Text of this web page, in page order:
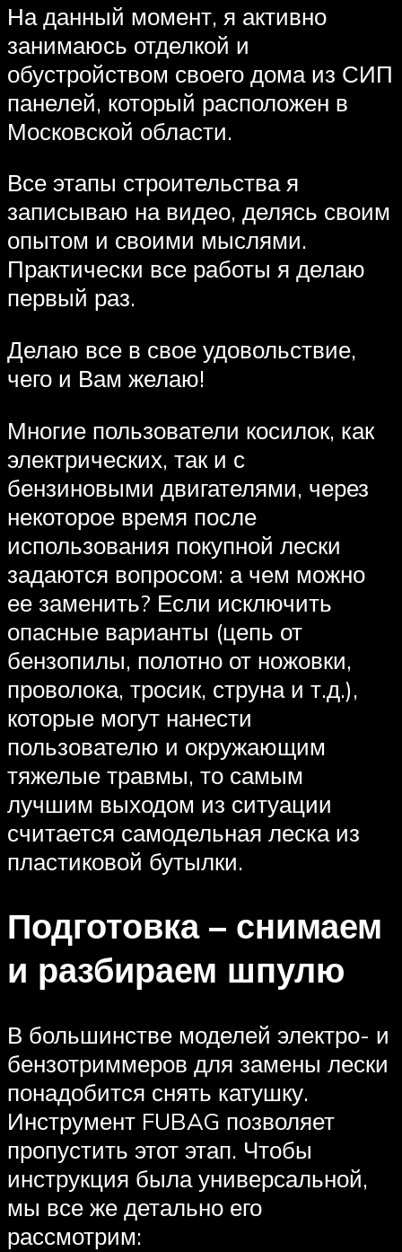
На данный момент, я активно
занимаюсь отделкой и
обустройством своего дома из СИП
панелей, который расположен в
Московской области.
Все этапы строительства я
записываю на видео, делясь своим
опытом и своими мыслями.
Практически все работы я делаю
первый раз.
Делаю все в свое удовольствие,
чего и Вам желаю!
Многие пользователи косилок, как
электрических, так и с
бензиновыми двигателями, через
некоторое время после
использования покупной лески
задаются вопросом: а чем можно
ее заменить? Если исключить
опасные варианты (цепь от
бензопилы, полотно от ножовки,
проволока, тросик, струна и т.д.),
которые могут нанести
пользователю и окружающим
тяжелые травмы, то самым
лучшим выходом из ситуации
считается самодельная леска из
пластиковой бутылки.
Подготовка – снимаем
и разбираем шпулю
В большинстве моделей электро- и
бензотриммеров для замены лески
понадобится снять катушку.
Инструмент FUBAG позволяет
пропустить этот этап. Чтобы
инструкция была универсальной,
мы все же детально его
рассмотрим: